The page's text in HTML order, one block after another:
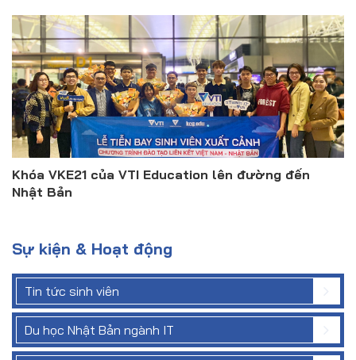
Khóa VKE21 của VTI Education lên đường đến
Nhật Bản
Sự kiện & Hoạt động
Tin tức sinh viên
Du học Nhật Bản ngành IT